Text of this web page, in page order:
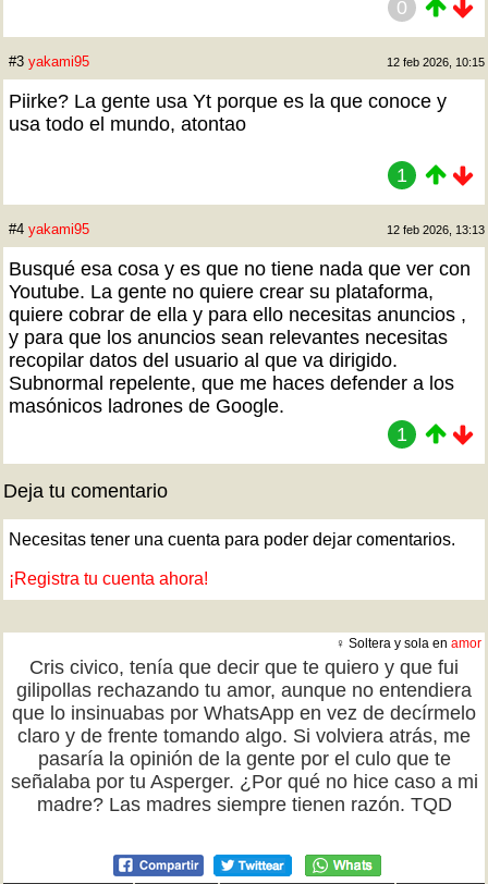
0
#3 yakami95 12 feb 2026, 10:15
Piirke? La gente usa Yt porque es la que conoce y
usa todo el mundo, atontao
1
#4 yakami95 12 feb 2026, 13:13
Busqué esa cosa y es que no tiene nada que ver con
Youtube. La gente no quiere crear su plataforma,
quiere cobrar de ella y para ello necesitas anuncios ,
y para que los anuncios sean relevantes necesitas
recopilar datos del usuario al que va dirigido.
Subnormal repelente, que me haces defender a los
masónicos ladrones de Google.
1
Deja tu comentario
Necesitas tener una cuenta para poder dejar comentarios.
¡Registra tu cuenta ahora!
♀ Soltera y sola en amor
Cris civico, tenía que decir que te quiero y que fui
gilipollas rechazando tu amor, aunque no entendiera
que lo insinuabas por WhatsApp en vez de decírmelo
claro y de frente tomando algo. Si volviera atrás, me
pasaría la opinión de la gente por el culo que te
señalaba por tu Asperger. ¿Por qué no hice caso a mi
madre? Las madres siempre tienen razón. TQD